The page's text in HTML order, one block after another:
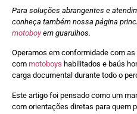
Para soluções abrangentes e
conheça também nossa página
motoboyem guarulhos.
Operamos em conformidade com as
com motoboys habilitados e baús
carga documental durante todo o
Este artigo foi pensado como um
com orientações diretas para quem